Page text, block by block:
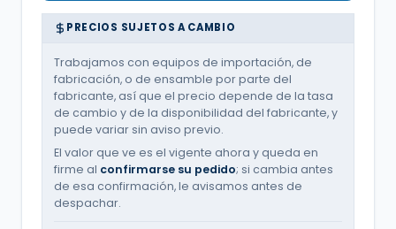
PRECIOS SUJETOS A CAMBIO
Trabajamos con equipos de importación, de
fabricación, o de ensamble por parte del
fabricante, así que el precio depende de la tasa
de cambio y de la disponibilidad del fabricante, y
puede variar sin aviso previo.
El valor que ve es el vigente ahora y queda en
firme al confirmarse su pedido; si cambia antes
de esa confirmación, le avisamos antes de
despachar.